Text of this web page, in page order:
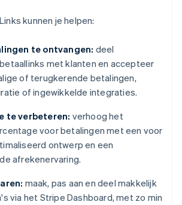
kunnen je helpen:
te ontvangen: deel
met klanten en accepteer
of terugkerende betalingen,
of ingewikkelde integraties.
te verbeteren: verhoog het
voor betalingen met een voor
ontwerp en een
afrekenervaring.
maak, pas aan en deel makkelijk
via het Stripe Dashboard, met zo min